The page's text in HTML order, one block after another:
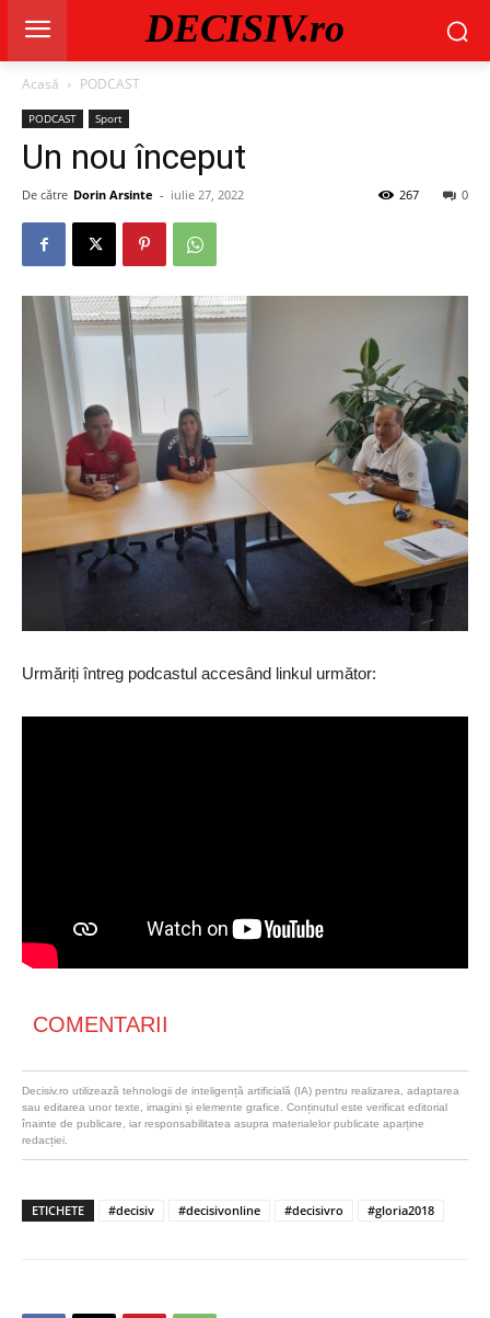
DECISIV.ro
Acasă PODCAST
PODCAST Sport
Un nou început
De către Dorin Arsinte - iulie 27, 2022 0
267
Urmăriți întreg podcastul accesând linkul următor:
COMENTARII
Decisiv.ro utilizează tehnologii de inteligență artificială (IA) pentru realizarea, adaptarea
sau editarea unor texte, imagini și elemente grafice. Conținutul este verificat editorial
înainte de publicare, iar responsabilitatea asupra materialelor publicate aparține
redacției.
ETICHETE #decisiv #decisivonline #decisivro #gloria2018